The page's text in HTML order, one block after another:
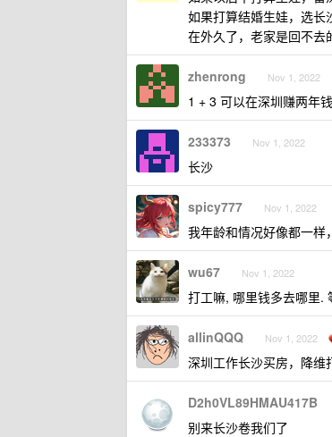
如果打算结婚生娃，选长
在外久了，老家是回不去
zhenrong Nov 1, 2022
1 + 3 可以在深圳赚两年
233373 Nov 1, 2022
长沙
spicy777 Nov 1, 2022
我年龄和情况好像都一样
wu67 Nov 1, 2022
打工嘛, 哪里钱多去哪里.
allinQQQ Nov 1, 2022
深圳工作长沙买房，降维
D2h0VL89HMAU417B
别来长沙卷我们了